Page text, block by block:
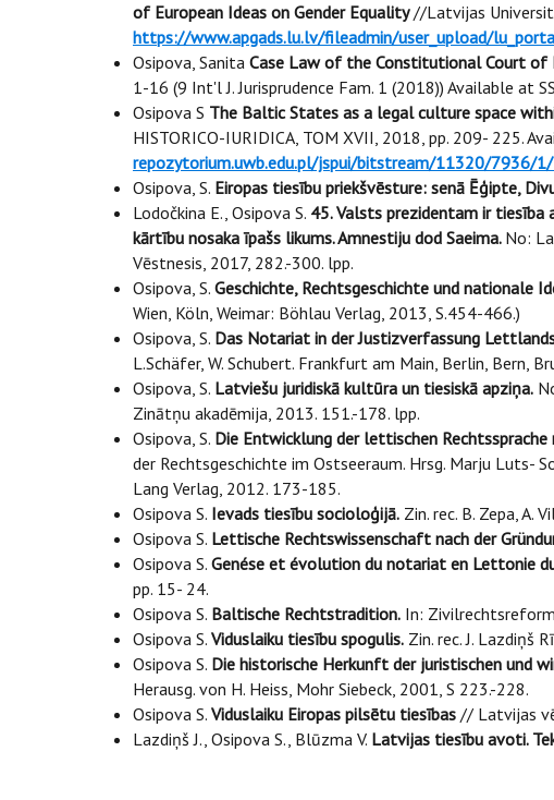
of European Ideas on Gender Equality//Latvijas
https://www.apgads.lu.lv/fileadmin/user_upload/
Osipova, Sanita Case Law of the Constitutional Court of
1-16 (9 Int'l J. Jurisprudence Fam. 1 (2018)) Available at
Osipova S The Baltic States as a legal culture space
HISTORICO-IURIDICA, TOM XVII, 2018, pp. 209- 225.
repozytorium.uwb.edu.pl/jspui/bitstream/11320/7936/1/
Osipova, S. Eiropas tiesību priekšvēsture: senā Ēģipte,
Lodočkina E., Osipova S. 45. Valsts prezidentam ir tiesība
kārtību nosaka īpašs likums. Amnestiju dod Saeima. No:
Vēstnesis, 2017, 282.-300. lpp.
Osipova, S. Geschichte, Rechtsgeschichte und nationale
Wien, Köln, Weimar: Böhlau Verlag, 2013, S.454-466.)
Osipova, S. Das Notariat in der Justizverfassung
L.Schäfer, W. Schubert. Frankfurt am Main, Berlin, Bern,
Osipova, S. Latviešu juridiskā kultūra un tiesiskā apziņa.
Zinātņu akadēmija, 2013. 151.-178. lpp.
Osipova, S. Die Entwicklung der lettischen
der Rechtsgeschichte im Ostseeraum. Hrsg. Marju Luts-
Lang Verlag, 2012. 173-185.
Osipova S. Ievads tiesību socioloģijā. Zin. rec. B. Zepa, A.
Osipova S. Lettische Rechtswissenschaft nach der
Osipova S. Genése et évolution du notariat en Lettonie
pp. 15- 24.
Osipova S. Baltische Rechtstradition. In:
Osipova S. Viduslaiku tiesību spogulis. Zin. rec. J. Lazdiņš
Osipova S. Die historische Herkunft der juristischen und
Herausg. von H. Heiss, Mohr Siebeck, 2001, S 223.-228.
Osipova S. Viduslaiku Eiropas pilsētu tiesības // Latvijas
Lazdiņš J., Osipova S., Blūzma V. Latvijas tiesību avoti.